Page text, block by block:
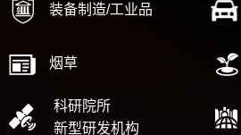
装备制造/工业品
烟草
科研院所
新型研发机构